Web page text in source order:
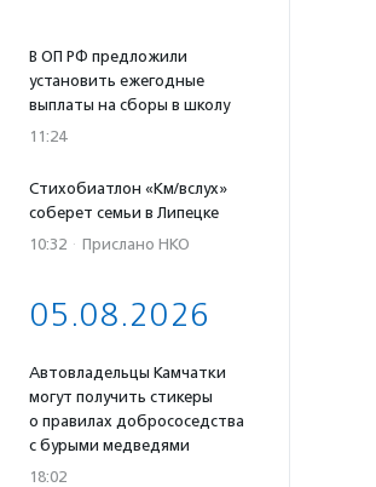
В ОП РФ предложили
установить ежегодные
выплаты на сборы в школу
11:24
Стихобиатлон «Км/вслух»
соберет семьи в Липецке
10:32 · Прислано НКО
05.08.2026
Автовладельцы Камчатки
могут получить стикеры
о правилах добрососедства
с бурыми медведями
18:02